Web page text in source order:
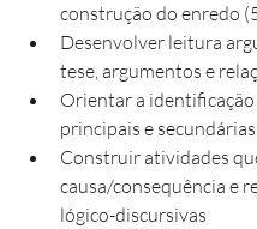
construção do enredo
Desenvolver leitura
tese, argumentos e
Orientar a
principais e secundárias
Construir atividades
causa/consequência e
lógico-discursivas